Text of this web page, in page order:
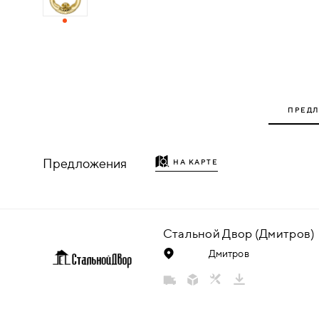
ДЕРЕВЯННЫЕ
НАПОЛЬНЫЕ
Предложения НА КАРТЕ
Стальной Двор (Дмитров)
Дмитров